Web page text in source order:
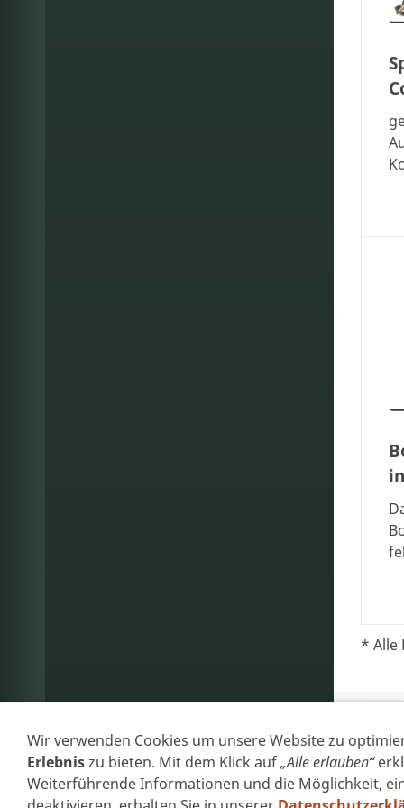
* Alle
Wir verwenden Cookies um unsere Website zu
Erlebniszu bieten. Mit dem Klick auf„Alle erlauben“
Weiterführende Informationen und die Möglichkeit,